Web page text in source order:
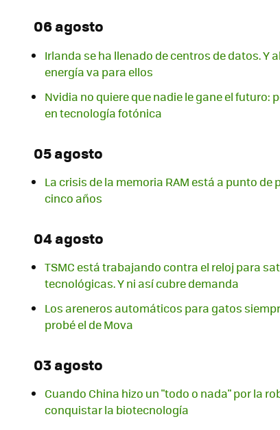
06 agosto
Irlanda se ha llenado de centros de datos. Y
energía va para ellos
Nvidia no quiere que nadie le gane el
en tecnología fotónica
05 agosto
La crisis de la memoria RAM está a punto
cinco años
04 agosto
TSMC está trabajando contra el reloj para
tecnológicas. Y ni así cubre demanda
Los areneros automáticos para gatos
probé el de Mova
03 agosto
Cuando China hizo un "todo o nada" por la
conquistar la biotecnología